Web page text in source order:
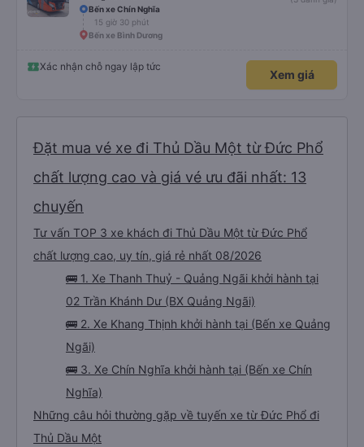
Bến xe Chín Nghĩa
15 giờ 30 phút
Bến xe Bình Dương
Xác nhận chỗ ngay lập tức
Xem giá
Đặt mua vé xe đi Thủ Dầu Một từ Đức Phổ
chất lượng cao và giá vé ưu đãi nhất: 13
chuyến
Tư vấn TOP 3 xe khách đi Thủ Dầu Một từ Đức Phổ
chất lượng cao, uy tín, giá rẻ nhất 08/2026
🚌 1. Xe Thanh Thuỷ - Quảng Ngãi khởi hành tại
02 Trần Khánh Dư (BX Quảng Ngãi)
🚌 2. Xe Khang Thịnh khởi hành tại (Bến xe Quảng
Ngãi)
🚌 3. Xe Chín Nghĩa khởi hành tại (Bến xe Chín
Nghĩa)
Những câu hỏi thường gặp về tuyến xe từ Đức Phổ đi
Thủ Dầu Một